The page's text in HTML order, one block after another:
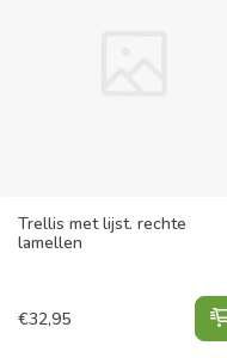
Trellis met lijst. rechte
lamellen
€32,95